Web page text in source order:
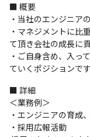
■ 概要
・当社のエンジニア
・マネジメントに比
て頂き会社の成長に
・ご自身含め、入っ
ていくポジションです
■ 詳細
＜業務例＞
・エンジニアの育成
・採用広報活動